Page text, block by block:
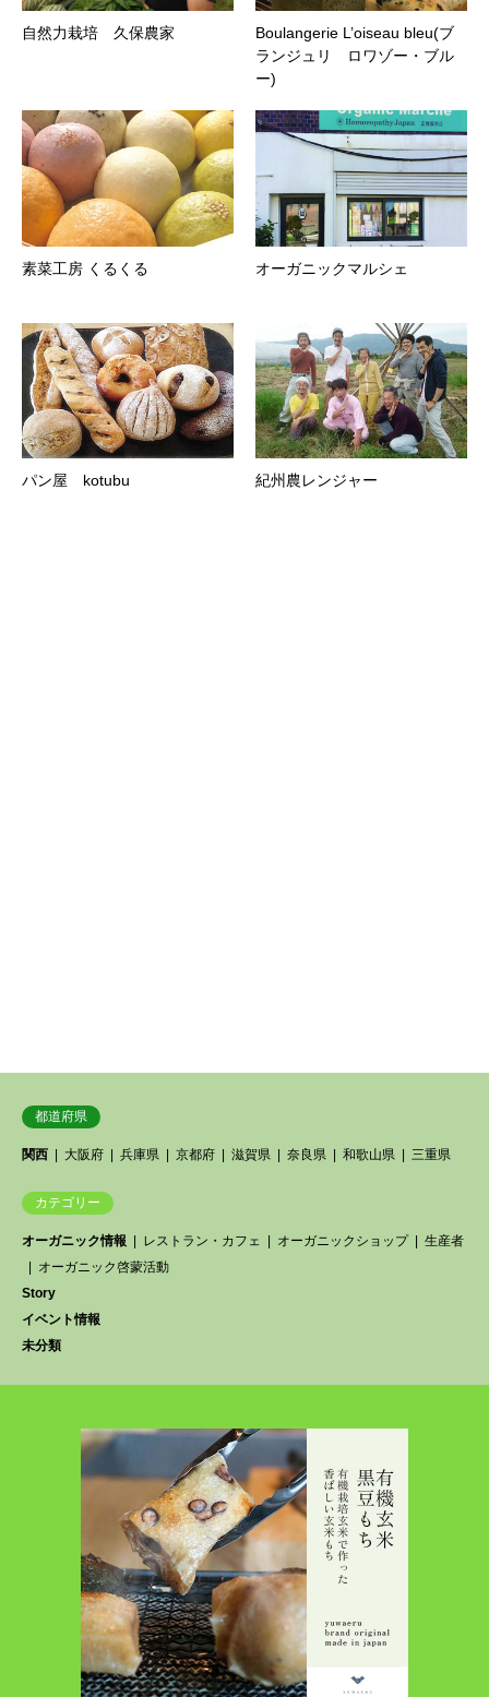
自然力栽培 久保農家
Boulangerie L’oiseau bleu(ブ
ランジュリ ロワゾー・ブル
ー)
素菜工房 くるくる オーガニックマルシェ
パン屋 kotubu 紀州農レンジャー
都道府県
関西 大阪府 兵庫県 京都府 滋賀県 奈良県 和歌山県 三重県
カテゴリー
オーガニック情報 レストラン・カフェ オーガニックショップ
生産者
オーガニック啓蒙活動
Story
イベント情報
未分類